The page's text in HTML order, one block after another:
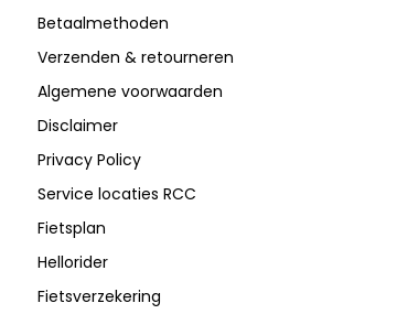
Betaalmethoden
Verzenden & retourneren
Algemene voorwaarden
Disclaimer
Privacy Policy
Service locaties RCC
Fietsplan
Hellorider
Fietsverzekering